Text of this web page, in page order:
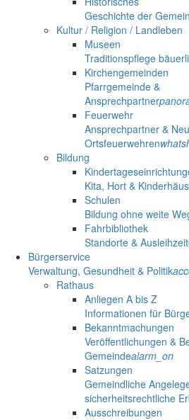
Geschichte der
Kultur / Religion / Landleben
Museen
Traditionspflege
Kirchengemeinden
Pfarrgemeinde &
Ansprechpartner
Feuerwehr
Ansprechpartner &
Ortsfeuerwehren
Bildung
Kita, Hort &
Schulen
Bildung ohne weite
Fahrbibliothek
Standorte &
Bürgerservice
Verwaltung, Gesundheit & Politik
Rathaus
Anliegen A bis Z
Informationen für
Bekanntmachungen
Veröffentlichungen &
Gemeindealarm_on
Satzungen
Gemeindliche
sicherheitsrechtliche
Ausschreibungen